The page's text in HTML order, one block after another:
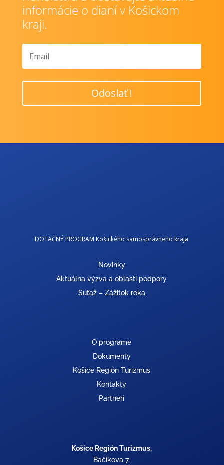
informácie o dianí v Košickom
kraji.
Odoslať !
DOTAČNÝ PROGRAM Košického samosprávneho kraja
Novinky
Aktuálna výzva a oblasti podpory
Súťaž – Zážitok roka
O programe
Dokumenty
Košice Región Turizmus
Kontakty
Partneri
Košice Región Turizmus,
Bačíkova 7,